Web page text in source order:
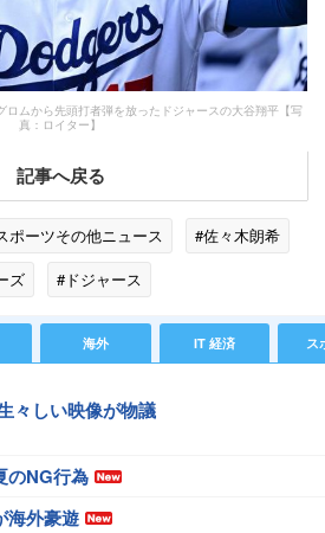
ロムから先頭打者弾を放ったドジャースの大谷翔平【写
真：ロイター】
記事へ戻る
ポーツその他ニュース
#佐々木朗希
ズ #ドジャース
海外 IT 経済 ス
々しい映像が物議
のNG行為
海外豪遊